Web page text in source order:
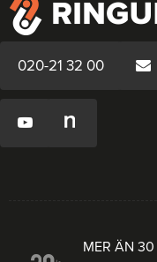
020-21 32 00
MER ÄN 30